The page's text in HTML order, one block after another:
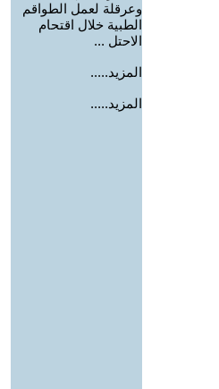
وعرقلة لعمل الطواقم
الطبية خلال اقتحام
الاحتل ...
المزيد.....
المزيد.....